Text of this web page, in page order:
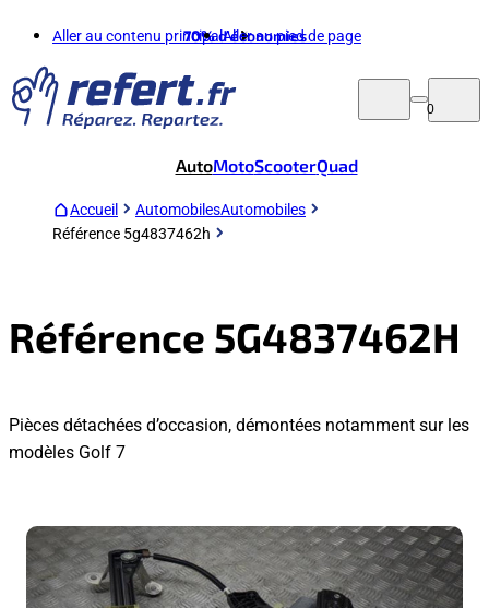
Aller au contenu principalAller au pied de page
70%d'économies
0
AutoMotoScooterQuad
Accueil AutomobilesAutomobiles
Référence 5g4837462h
Référence 5G4837462H
Pièces détachées d’occasion, démontées notamment sur les
modèles Golf 7